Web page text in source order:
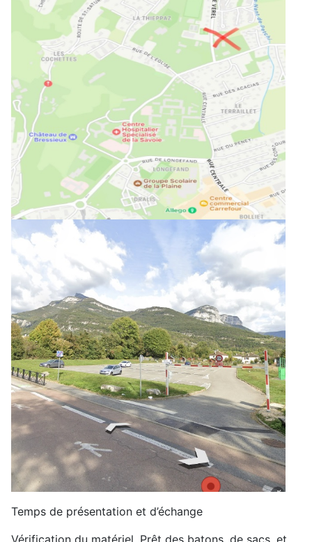
Temps de présentation et d’échange
Vérification du matériel. Prêt des batons, de sacs, et